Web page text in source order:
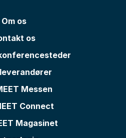
Om os
os
Messen
Connect
Magasinet